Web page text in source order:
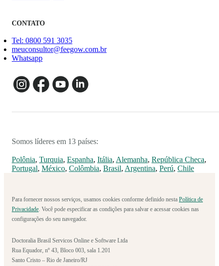
CONTATO
Tel: 0800 591 3035
meuconsultor@feegow.com.br
Whatsapp
Somos líderes em 13 países:
Polônia, Turquia, Espanha, Itália, Alemanha, República Checa,
Portugal, México, Colômbia, Brasil, Argentina, Perú, Chile
Para fornecer nossos serviços, usamos cookies conforme definido nesta Política de
Privacidade. Você pode especificar as condições para salvar e acessar cookies nas
configurações do seu navegador.
Doctoralia Brasil Servicos Online e Software Ltda
Rua Equador, nº 43, Bloco 003, sala 1.201
Santo Cristo – Rio de Janeiro/RJ